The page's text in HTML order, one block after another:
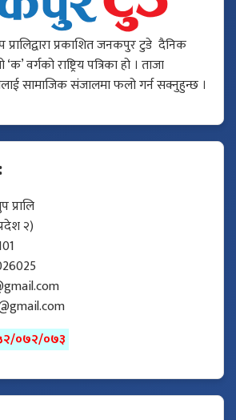
प्रकाशित जनकपुर टुडे दैनिक
वर्गको राष्ट्रिय पत्रिका हो । ताजा
सामाजिक संजालमा फलो गर्न सक्नुहुन्छ ।
प्रालि
२)
०७२/०७३